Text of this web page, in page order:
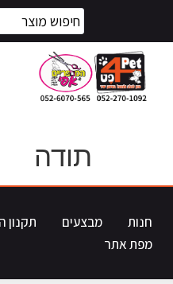
תודה
חנות מבצעים תקנון
מפת אתר